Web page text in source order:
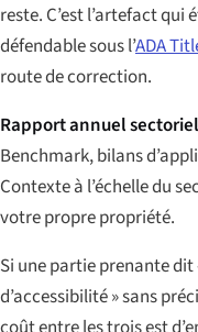
reste. C’est l’artefact
défendable sous l’ADA
route de correction.
Rapport annuel
Benchmark, bilans
Contexte à l’échelle du
votre propre propriété.
Si une partie prenante
d’accessibilité » sans